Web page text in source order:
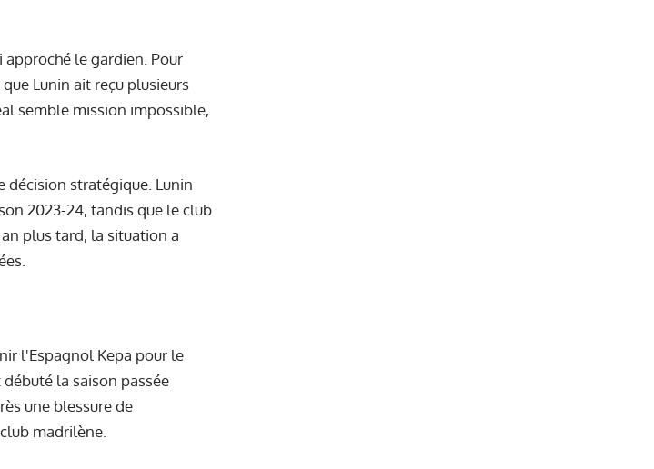
approché le gardien. Pour
Lunin ait reçu plusieurs
semble mission impossible,
décision stratégique. Lunin
2023-24, tandis que le club
plus tard, la situation a
l'Espagnol Kepa pour le
la saison passée
une blessure de
madrilène.